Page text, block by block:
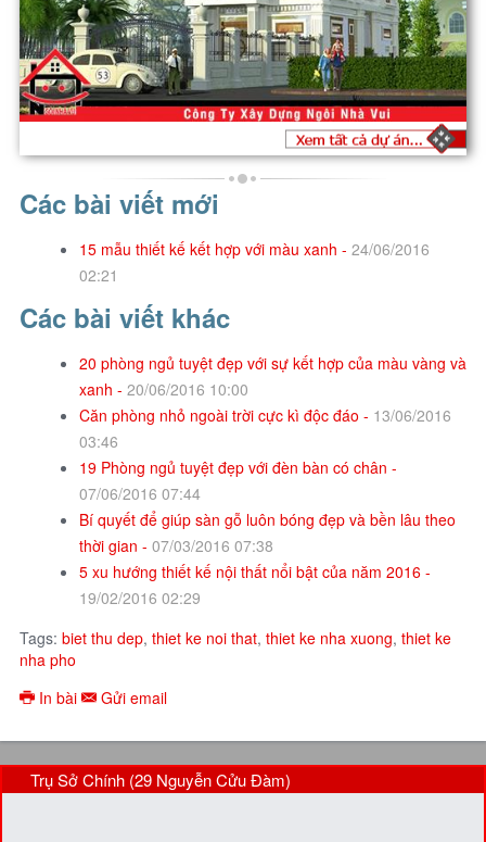
Các bài viết mới
15 mẫu thiết kế kết hợp với màu xanh - 24/06/2016
02:21
Các bài viết khác
20 phòng ngủ tuyệt đẹp với sự kết hợp của màu vàng và
xanh - 20/06/2016 10:00
Căn phòng nhỏ ngoài trời cực kì độc đáo - 13/06/2016
03:46
19 Phòng ngủ tuyệt đẹp với đèn bàn có chân -
07/06/2016 07:44
Bí quyết để giúp sàn gỗ luôn bóng đẹp và bền lâu theo
thời gian - 07/03/2016 07:38
5 xu hướng thiết kế nội thất nổi bật của năm 2016 -
19/02/2016 02:29
Tags: biet thu dep, thiet ke noi that, thiet ke nha xuong, thiet ke
nha pho
In bài
Gửi email
Trụ Sở Chính (29 Nguyễn Cửu Đàm)